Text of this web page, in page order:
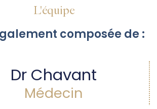
L'équipe
composée de :
Dr Chavant
Médecin